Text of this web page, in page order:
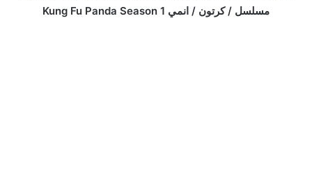
مسلسل / كرتون / انمي Kung Fu Panda Season 1